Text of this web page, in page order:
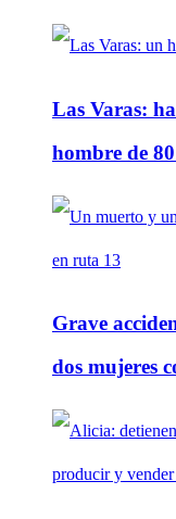
Las Varas:
hombre de
Grave
dos mujeres